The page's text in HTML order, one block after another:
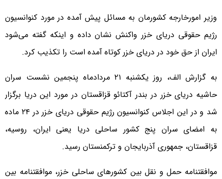
وزیر امورخارجه کشورمان به مسائل پیش آمده در مورد کنوانسیون
رژیم حقوقی دریای خزر واکنش نشان داده و اینکه گفته می‌شود
ایران از حق خود در دریای خزر کوتاه آمده است را تکذیب کرد.
به گزارش الف، روز یکشنبه ۲۱ مردادماه پنجمین نشست سران
حاشیه دریای خزر در بندر آکتائو قزاقستان در مورد این دریا برگزار
شد و در این اجلاس کنوانسیون رژیم حقوقی دریای خزر در ۲۴ ماده
به امضای سران پنج کشور ساحلی دریا یعنی ایران، روسیه،
قزاقستان، جمهوری آذربایجان و ترکمنستان رسید.
موافقتنامه‌ حمل و نقل بین کشورهای ساحلی خزر، موافقتنامه بین